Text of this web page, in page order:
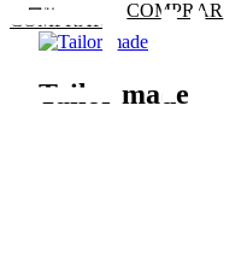
COMPRAR
COMPRAR
Tailor made